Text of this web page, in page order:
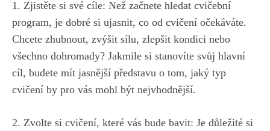
1. Zjistěte si své⁤ cíle: Než začnete hledat cvičební
program, ⁣je dobré si⁣ ujasnit, ‌co od cvičení očekáváte.
Chcete⁢ zhubnout, ​zvýšit sílu, zlepšit kondici nebo
všechno dohromady? Jakmile si⁣ stanovíte svůj ⁢hlavní
cíl, budete⁢ mít ​jasnější představu o ​tom, jaký⁤ typ
cvičení by⁣ pro vás mohl být nejvhodnější.
2. ⁤Zvolte si cvičení, které vás bude bavit: Je důležité si